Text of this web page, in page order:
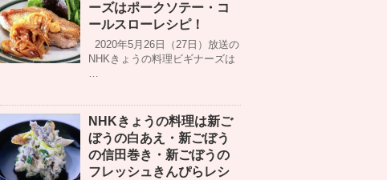
ーズはポークソテー・コ
ールスローレシピ！
2020年5月26日（27日）放送の
NHKきょうの料理ビギナーズは
…
NHKきょうの料理は新ご
ぼうの白あえ・新ごぼう
の信田巻き・新ごぼうの
フレッシュきんぴらレシ